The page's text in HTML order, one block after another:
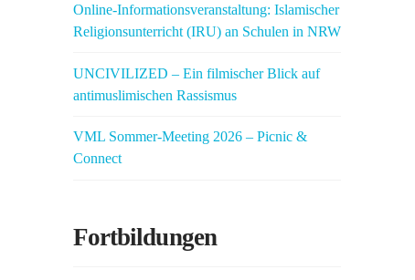
Online-Informationsveranstaltung: Islamischer
Religionsunterricht (IRU) an Schulen in NRW
UNCIVILIZED – Ein filmischer Blick auf
antimuslimischen Rassismus
VML Sommer-Meeting 2026 – Picnic &
Connect
Fortbildungen